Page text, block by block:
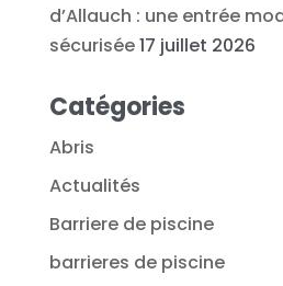
d’Allauch : une entrée
sécurisée17 juillet 2026
Catégories
Abris
Actualités
Barriere de piscine
barrieres de piscine